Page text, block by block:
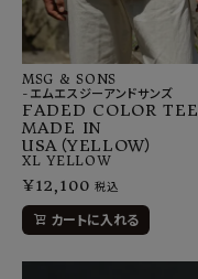
MSG & SONS
-エムエスジーアンドサンズ
FADED COLOR TEE
MADE IN
USA（YELLOW）
XL YELLOW
¥12,100 税込
カートに入れる